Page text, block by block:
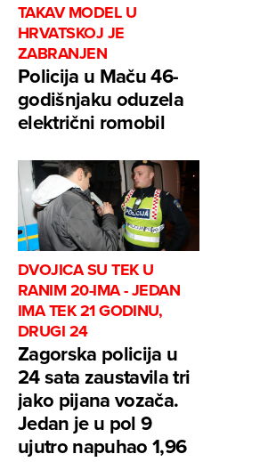
TAKAV MODEL U
HRVATSKOJ JE
ZABRANJEN
Policija u Maču 46-
godišnjaku oduzela
električni romobil
DVOJICA SU TEK U
RANIM 20-IMA - JEDAN
IMA TEK 21 GODINU,
DRUGI 24
Zagorska policija u
24 sata zaustavila tri
jako pijana vozača.
Jedan je u pol 9
ujutro napuhao 1,96